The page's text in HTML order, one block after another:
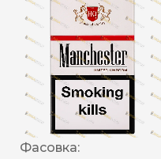
Фасовка: